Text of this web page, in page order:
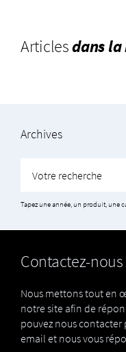
Articlesdans
Archives
Tapez une année, un produit, une
Contactez-nous
Nous mettons tout en
notre site afin de
pouvez nous
email et nous vous